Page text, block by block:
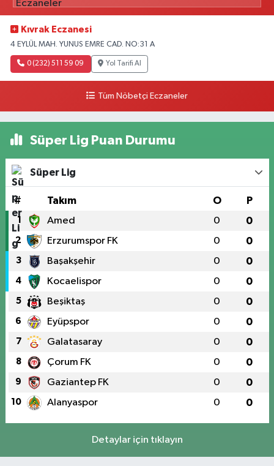
Kıvrak Eczanesi
4 EYLÜL MAH. YUNUS EMRE CAD. NO:31 A
0 (232) 511 59 09 Yol Tarifi Al
Tüm Nöbetçi Eczaneler
Süper Lig Puan Durumu
Süper Lig
# Takım O P
1 Amed 0 0
2 Erzurumspor FK 0 0
3 Başakşehir 0 0
4 Kocaelispor 0 0
5 Beşiktaş 0 0
6 Eyüpspor 0 0
7 Galatasaray 0 0
8 Çorum FK 0 0
9 Gaziantep FK 0 0
10 Alanyaspor 0 0
Detaylar için tıklayın